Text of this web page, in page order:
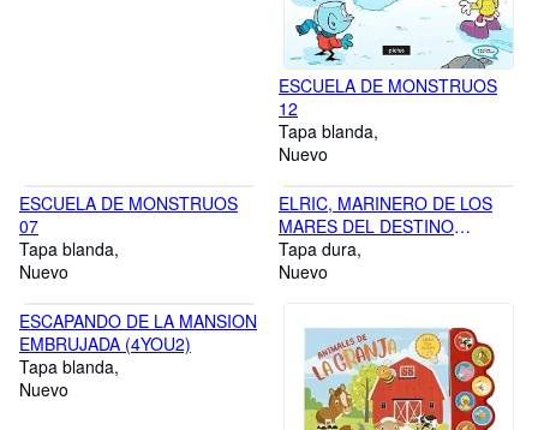
ESCUELA DE MONSTRUOS
12
Tapa blanda
Nuevo
ESCUELA DE MONSTRUOS
07
Tapa blanda
Nuevo
ELRIC, MARINERO DE LOS
MARES DEL DESTINO
(BIBLIOTECA MICHAEL
MOORCOCK 2)
Tapa dura
Nuevo
ESCAPANDO DE LA MANSION
EMBRUJADA (4YOU2)
Tapa blanda
Nuevo